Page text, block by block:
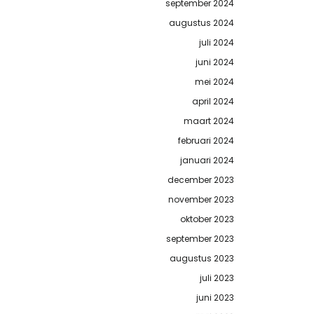
september 2024
augustus 2024
juli 2024
juni 2024
mei 2024
april 2024
maart 2024
februari 2024
januari 2024
december 2023
november 2023
oktober 2023
september 2023
augustus 2023
juli 2023
juni 2023